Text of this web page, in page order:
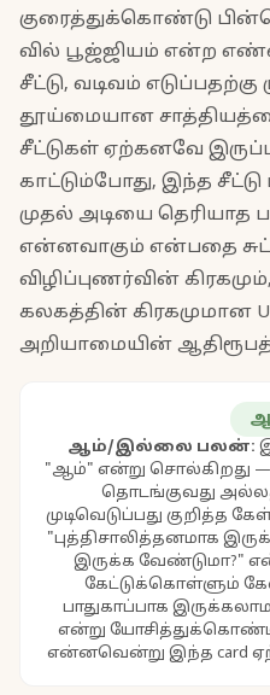
குரைத்துக்கொண்டு
வில் பூஜ்ஜியம் என்ற
சீட்டு, வடிவம்
தூய்மையான சாத்தியத்தை
சீட்டுகள் ஏற்கனவே
காட்டும்போது, இந்த
முதல் அடியை
என்னவாகும் என்பதை
விழிப்புணர்வின்
கலகத்தின் கிரகமுமான
அறியாமையின்
ஆம்/இல்லை பலன்:
"ஆம்" என்று சொல்கிறது —
தொடங்குவது
முடிவெடுப்பது குறித்த
"புத்திசாலித்தனமாக
இருக்க வேண்டுமா?"
கேட்டுக்கொள்ளும்
பாதுகாப்பாக
என்று
என்னவென்று இந்த card